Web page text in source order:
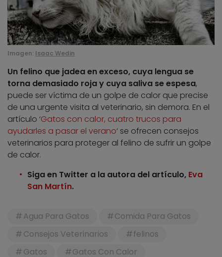
Imagen: Isaac Wedin
Un felino que jadea en exceso, cuya lengua se
torna demasiado roja y cuya saliva se espesa,
puede ser víctima de un golpe de calor que precise
de una urgente visita al veterinario, sin demora. En el
artículo ‘Gatos con calor, cuatro trucos para
ayudarles a pasar el verano‘ se ofrecen consejos
veterinarios para proteger al felino de sufrir un golpe
de calor.
Siga en Twitter a la autora del artículo, Eva
San Martín.
Agua Para Gatos
Comida Para Gatos
Consejos Veterinarios
felinos
Gatos
Gatos Con Calor